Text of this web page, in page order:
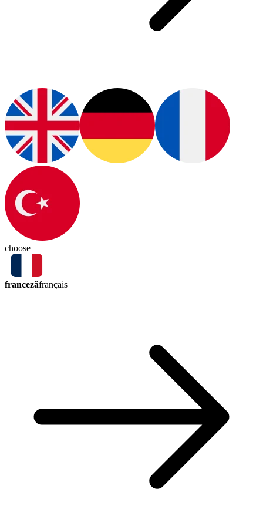
choose
francezăfrançais